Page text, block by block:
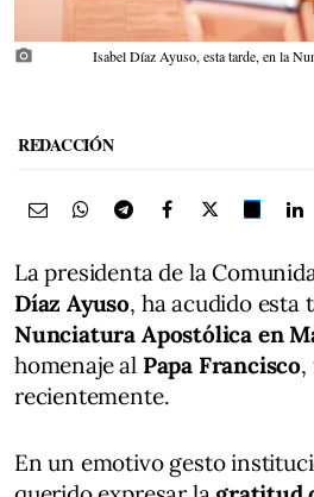
photo_camera
Isabel Díaz Ayuso, esta tarde, en la
REDACCIÓN
La presidenta de la
Díaz Ayuso, ha acudido esta
Nunciatura Apostólica en
homenaje al Papa Francisco,
recientemente.
En un emotivo gesto